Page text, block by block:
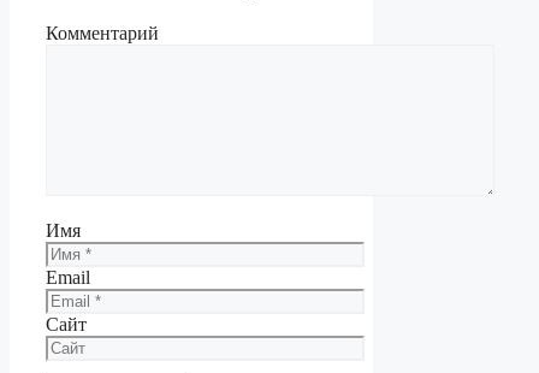
Комментарий
Имя
Email
Сайт